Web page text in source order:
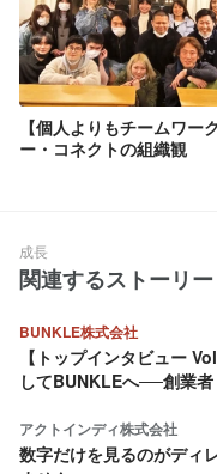
【個人よりもチームワー
ー・コネクトの組織観
成長
関連するストーリー
BUNKLE株式会社
【トップインタビュー
してBUNKLEへ──創業
アクトインディ株式会社
数字だけを見るのがディ